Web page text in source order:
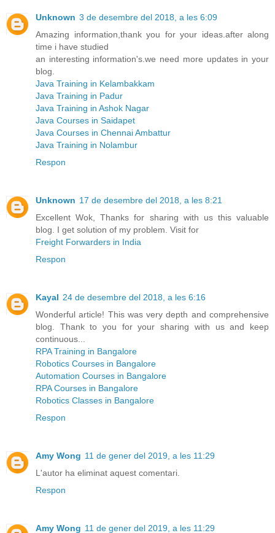
Unknown 3 de desembre del 2018, a les 6:09
Amazing information,thank you for your ideas.after along
time i have studied
an interesting information's.we need more updates in your
blog.
Java Training in Kelambakkam
Java Training in Padur
Java Training in Ashok Nagar
Java Courses in Saidapet
Java Courses in Chennai Ambattur
Java Training in Nolambur
Respon
Unknown 17 de desembre del 2018, a les 8:21
Excellent Wok, Thanks for sharing with us this valuable
blog. I get solution of my problem. Visit for
Freight Forwarders in India
Respon
Kayal 24 de desembre del 2018, a les 6:16
Wonderful article! This was very depth and comprehensive
blog. Thank to you for your sharing with us and keep
continuous...
RPA Training in Bangalore
Robotics Courses in Bangalore
Automation Courses in Bangalore
RPA Courses in Bangalore
Robotics Classes in Bangalore
Respon
Amy Wong 11 de gener del 2019, a les 11:29
L'autor ha eliminat aquest comentari.
Respon
Amy Wong 11 de gener del 2019, a les 11:29